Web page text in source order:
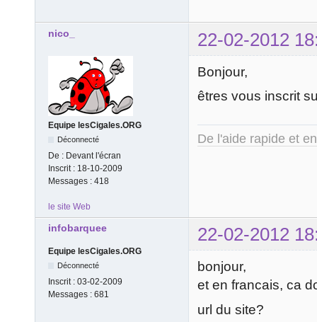
nico_ 22-02-2012
Equipe lesCigales.ORG
Déconnecté
De : Devant l'écran
Inscrit : 18-10-2009
Messages : 418
Bonjour,
êtres vous inscrit
De l'aide rapide et
le site Web
infobarquee 22-02-2012
Equipe lesCigales.ORG
Déconnecté
Inscrit : 03-02-2009
Messages : 681
bonjour,
et en francais, ca
url du site?